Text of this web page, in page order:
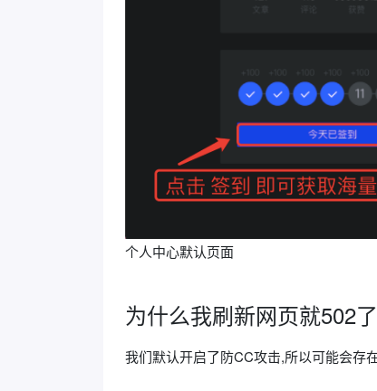
个人中心默认页面
为什么我刷新网页就502
我们默认开启了防CC攻击,所以可能会存